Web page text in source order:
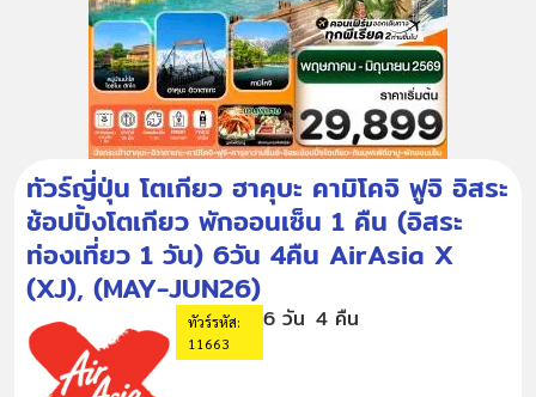
ทัวร์ญี่ปุ่น โตเกียว ฮาคุบะ คามิโคจิ ฟูจิ อิสระ
ช้อปปิ้งโตเกียว พักออนเซ็น 1 คืน (อิสระ
ท่องเที่ยว 1 วัน) 6วัน 4คืน AirAsia X
(XJ), (MAY-JUN26)
ทัวร์รหัส:
11663
6 วัน 4 คืน